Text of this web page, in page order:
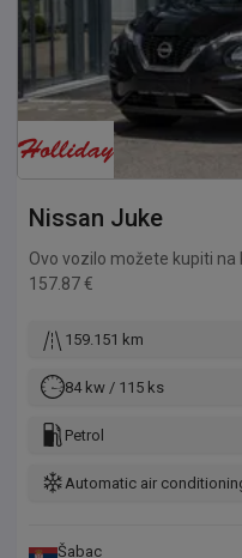
Nissan Juke
Ovo vozilo možete kupiti
157.87 €
159.151 km
84 kw / 115 ks
Petrol
Automatic air
Šabac